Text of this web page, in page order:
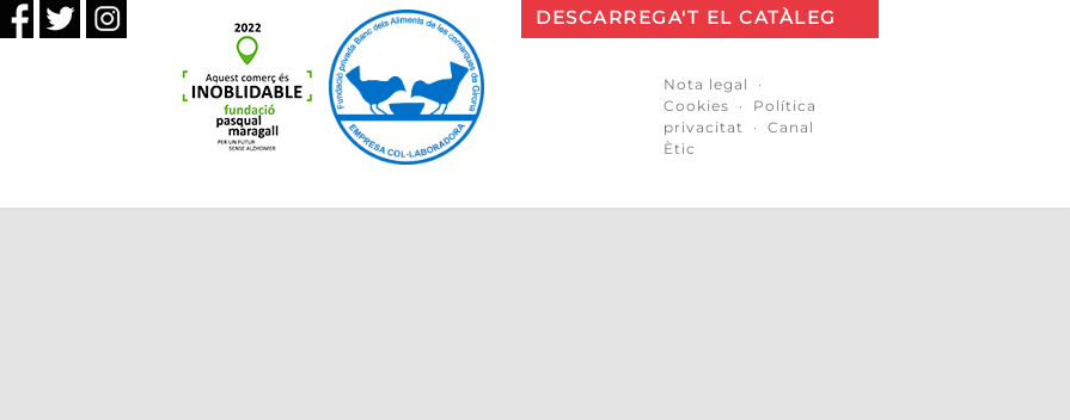
DESCARREGA'T EL CATÀLEG
Nota legal
·
Cookies · Política
privacitat
· Canal
Ètic